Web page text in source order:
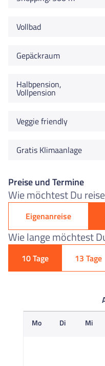
Vollbad
Gepäckraum
Halbpension,
Vollpension
Veggie friendly
Gratis Klimaanlage
Preise und Termine
Wie möchtest Du
Eigenanreise
Wie lange möchtest
10 Tage 13 Tage
Mo Di Mi